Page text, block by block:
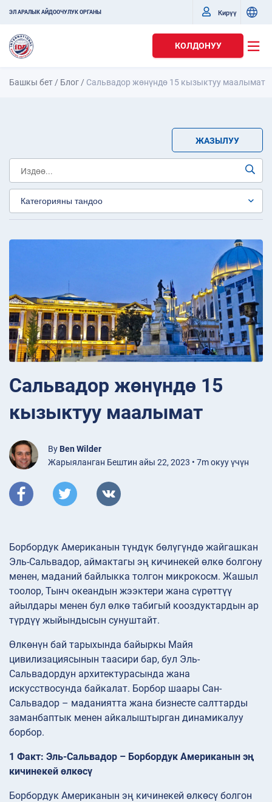
ЭЛ АРАЛЫК АЙДООЧУЛУК ОРГАНЫ Кирүү
КОЛДОНУУ
Башкы бет / Блог / Сальвадор жөнүндө 15 кызыктуу маалымат
ЖАЗЫЛУУ
Сальвадор жөнүндө 15
кызыктуу маалымат
By Ben Wilder
Жарыяланган Бештин айы 22, 2023 • 7m окуу үчүн
Борбордук Американын түндүк бөлүгүндө жайгашкан
Эль-Сальвадор, аймактагы эң кичинекей өлкө болгону
менен, маданий байлыкка толгон микрокосм. Жашыл
тоолор, Тынч океандын жээктери жана сүрөттүү
айылдары менен бул өлкө табигый кооздуктардын ар
түрдүү жыйындысын сунуштайт.
Өлкөнүн бай тарыхында байыркы Майя
цивилизациясынын таасири бар, бул Эль-
Сальвадордун архитектурасында жана
искусствосунда байкалат. Борбор шаары Сан-
Сальвадор – маданиятта жана бизнесте салттарды
заманбаптык менен айкалыштырган динамикалуу
борбор.
1 Факт: Эль-Сальвадор – Борбордук Американын эң
кичинекей өлкөсү
Борбордук Американын эң кичинекей өлкөсү болгон